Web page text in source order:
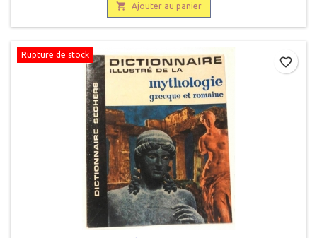
 Ajouter au panier
Rupture de stock
favorite_border